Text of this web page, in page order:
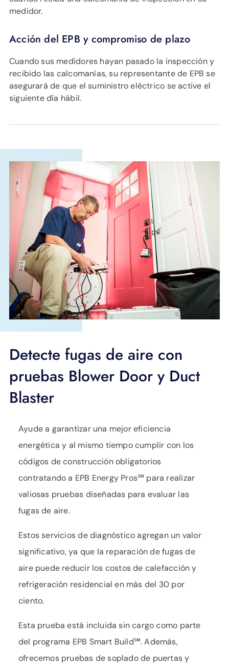
medidor.
Acción del EPB y compromiso de plazo
Cuando sus medidores hayan pasado la inspección y
recibido las calcomanías, su representante de EPB se
asegurará de que el suministro eléctrico se active el
siguiente día hábil.
Detecte fugas de aire con
pruebas Blower Door y Duct
Blaster
Ayude a garantizar una mejor eficiencia
energética y al mismo tiempo cumplir con los
códigos de construcción obligatorios
contratando a EPB Energy Pros℠ para realizar
valiosas pruebas diseñadas para evaluar las
fugas de aire.
Estos servicios de diagnóstico agregan un valor
significativo, ya que la reparación de fugas de
aire puede reducir los costos de calefacción y
refrigeración residencial en más del 30 por
ciento.
Esta prueba está incluida sin cargo como parte
del programa EPB Smart Build℠. Además,
ofrecemos pruebas de soplado de puertas y